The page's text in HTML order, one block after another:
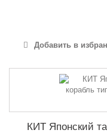
Добавить в
КИТ Японский